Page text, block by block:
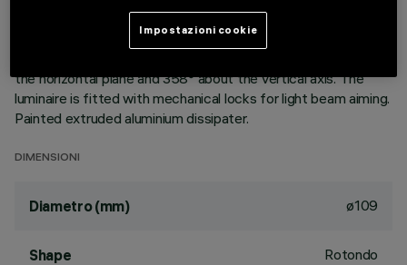
aluminium vapours with an anti-scratch protective layer.
Anodised aluminium upper reflector. Black, zinc-plated sheet
the horizontal plane and 358° about the vertical axis. The
luminaire is fitted with mechanical locks for light beam aiming.
Painted extruded aluminium dissipater.
DIMENSIONI
Diametro (mm) ø109
Shape Rotondo
Impostazioni cookie